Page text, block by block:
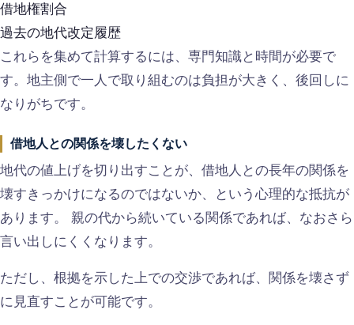
借地権割合
過去の地代改定履歴
これらを集めて計算するには、専門知識と時間が必要で
す。地主側で一人で取り組むのは負担が大きく、後回しに
なりがちです。
借地人との関係を壊したくない
地代の値上げを切り出すことが、借地人との長年の関係を
壊すきっかけになるのではないか、という心理的な抵抗が
あります。 親の代から続いている関係であれば、なおさら
言い出しにくくなります。
ただし、根拠を示した上での交渉であれば、関係を壊さず
に見直すことが可能です。